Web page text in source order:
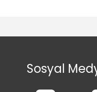
Sosyal